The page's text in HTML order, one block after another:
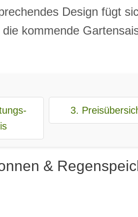
Design fügt
kommende
3.
&